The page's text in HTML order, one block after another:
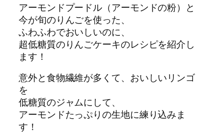
アーモンドプードル（アーモンドの粉）と
今が旬のりんごを使った、
ふわふわでおいしいのに、
超低糖質のりんごケーキのレシピを紹介し
ます！
意外と食物繊維が多くて、おいしいリンゴ
を
低糖質のジャムにして、
アーモンドたっぷりの生地に練り込みま
す！